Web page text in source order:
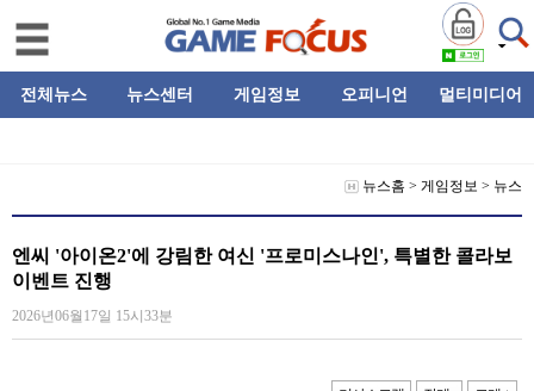
전체뉴스 뉴스센터 게임정보 오피니언 멀티미디어
뉴스홈 > 게임정보 > 뉴스
엔씨 '아이온2'에 강림한 여신 '프로미스나인', 특별한 콜라보
이벤트 진행
2026년06월17일 15시33분